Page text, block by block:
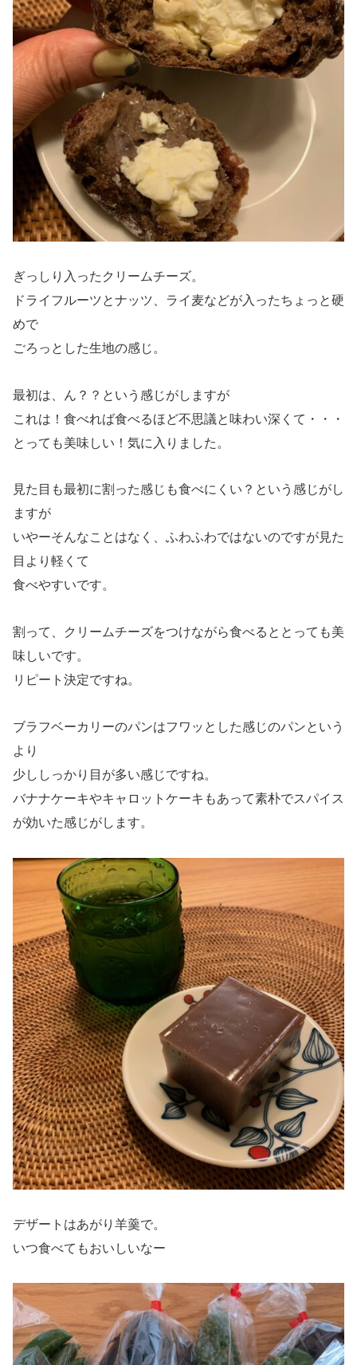
ぎっしり入ったクリームチーズ。
ドライフルーツとナッツ、ライ麦などが入ったちょっと硬
めで
ごろっとした生地の感じ。
最初は、ん？？という感じがしますが
これは！食べれば食べるほど不思議と味わい深くて・・・
とっても美味しい！気に入りました。
見た目も最初に割った感じも食べにくい？という感じがし
ますが
いやーそんなことはなく、ふわふわではないのですが見た
目より軽くて
食べやすいです。
割って、クリームチーズをつけながら食べるととっても美
味しいです。
リピート決定ですね。
ブラフベーカリーのパンはフワッとした感じのパンという
より
少ししっかり目が多い感じですね。
バナナケーキやキャロットケーキもあって素朴でスパイス
が効いた感じがします。
デザートはあがり羊羹で。
いつ食べてもおいしいなー